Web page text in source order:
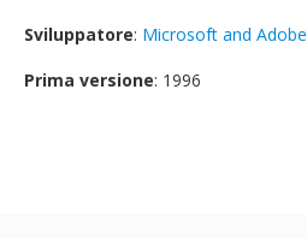
Sviluppatore: Microsoft and Adobe
Prima versione: 1996